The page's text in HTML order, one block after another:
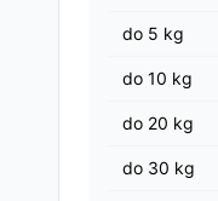
do 5 kg
do 10 kg
do 20 kg
do 30 kg